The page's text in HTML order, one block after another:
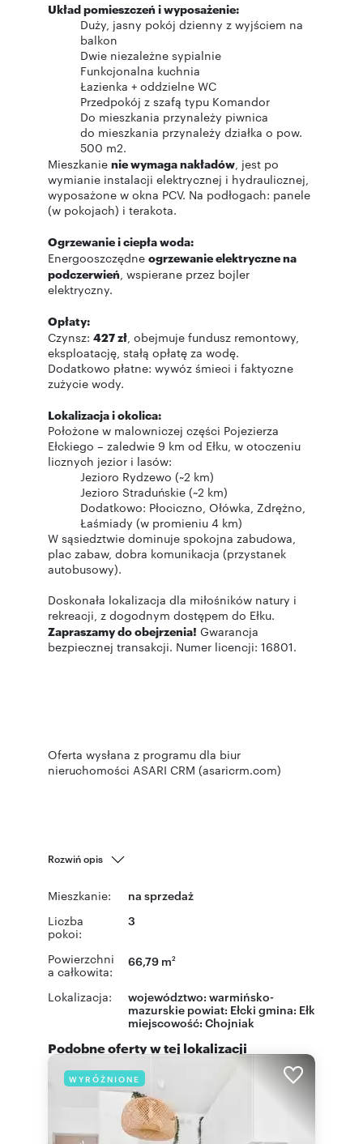
Układ pomieszczeń i wyposażenie:
Duży, jasny pokój dzienny z wyjściem na
balkon
Dwie niezależne sypialnie
Funkcjonalna kuchnia
Łazienka + oddzielne WC
Przedpokój z szafą typu Komandor
Do mieszkania przynależy piwnica
do mieszkania przynależy działka o pow.
500 m2.
Mieszkanie nie wymaga nakładów, jest po
wymianie instalacji elektrycznej i hydraulicznej,
wyposażone w okna PCV. Na podłogach: panele
(w pokojach) i terakota.
Ogrzewanie i ciepła woda:
Energooszczędne ogrzewanie elektryczne na
podczerwień, wspierane przez bojler
elektryczny.
Opłaty:
Czynsz: 427 zł, obejmuje fundusz remontowy,
eksploatację, stałą opłatę za wodę.
Dodatkowo płatne: wywóz śmieci i faktyczne
zużycie wody.
Lokalizacja i okolica:
Położone w malowniczej części Pojezierza
Ełckiego – zaledwie 9 km od Ełku, w otoczeniu
licznych jezior i lasów:
Jezioro Rydzewo (~2 km)
Jezioro Straduńskie (~2 km)
Dodatkowo: Płociczno, Ołówka, Zdrężno,
Łaśmiady (w promieniu 4 km)
W sąsiedztwie dominuje spokojna zabudowa,
plac zabaw, dobra komunikacja (przystanek
autobusowy).
Doskonała lokalizacja dla miłośników natury i
rekreacji, z dogodnym dostępem do Ełku.
Zapraszamy do obejrzenia! Gwarancja
bezpiecznej transakcji. Numer licencji: 16801.
Oferta wysłana z programu dla biur
nieruchomości ASARI CRM (asaricrm.com)
Rozwiń opis
Mieszkanie: na sprzedaż
Liczba
pokoi:
3
Powierzchni
a całkowita:
66,79 m2
Lokalizacja: województwo: warmińsko-
mazurskie powiat: Ełcki gmina: Ełk
miejscowość: Chojniak
Podobne oferty w tej lokalizacji
WYRÓŻNIONE